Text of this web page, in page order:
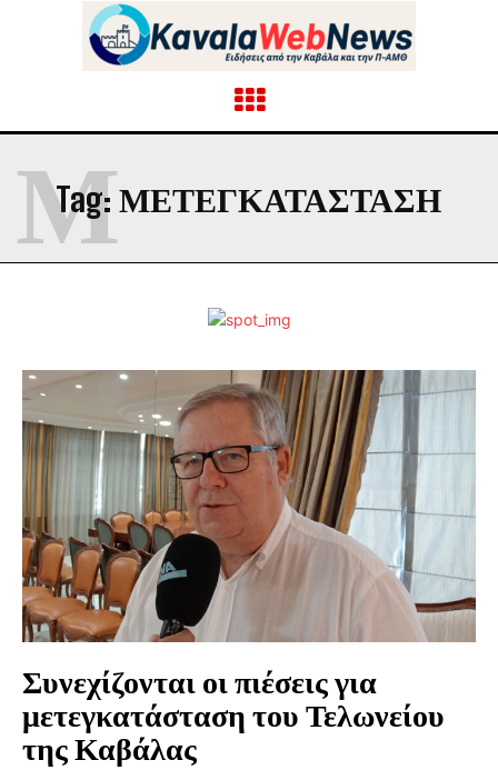
Tag: ΜΕΤΕΓΚΑΤΑΣΤΑΣΗ
Μ
Συνεχίζονται οι πιέσεις για
μετεγκατάσταση του Τελωνείου
της Καβάλας